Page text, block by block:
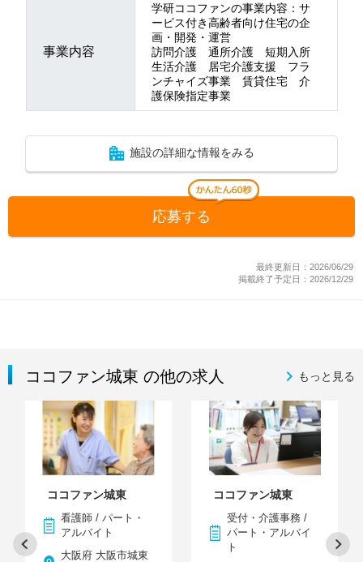
事業内容
学研ココファンの事業内容：サ
ービス付き高齢者向け住宅の企
画・開発・運営
訪問介護 通所介護 短期入所
生活介護 居宅介護支援 フラ
ンチャイズ事業 賃貸住宅 介
護保険指定事業
施設の詳細な情報をみる
応募する
最終更新日：2026/06/29
掲載終了予定日：2026/12/29
ココファン城東 の他の求人 もっと見る
ココファン城東
看護師 / パート・
アルバイト
大阪府 大阪市城東
ココファン城東
受付・介護事務 /
パート・アルバイ
ト